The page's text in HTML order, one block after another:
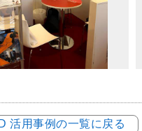
活用事例の一覧に戻る